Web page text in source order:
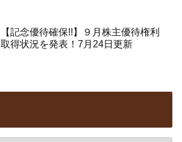
【記念優待確保!!】９月株主優待権利
取得状況を発表！7月24日更新